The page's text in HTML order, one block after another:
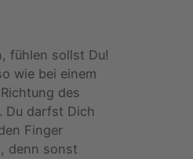
fühlen sollst Du!
wie bei einem
des
Du darfst Dich
Finger
denn sonst